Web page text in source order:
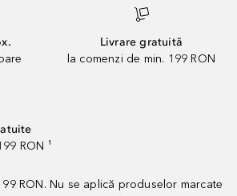
Livrare gratuită
la comenzi de min. 199 RON
RON ¹
RON. Nu se aplică produselor marcate